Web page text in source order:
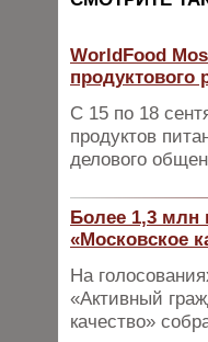
WorldFood
продуктового
С 15 по 18
продуктов
делового
Более 1,3 млн
«Московское
На
«Активный
качество»